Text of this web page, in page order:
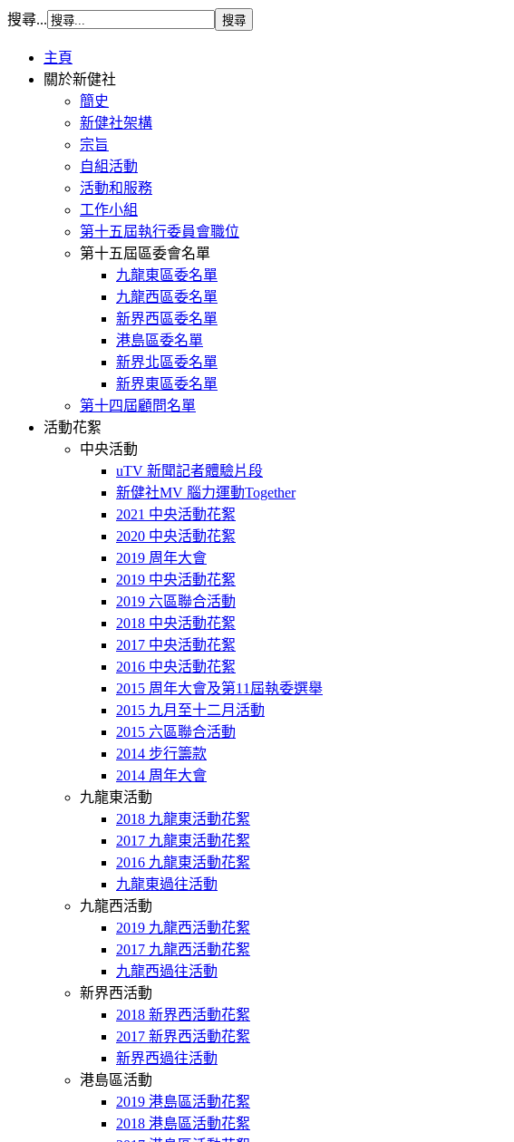
搜尋...
主頁
關於新健社
簡史
新健社架構
宗旨
自組活動
活動和服務
工作小組
第十五屆執行委員會職位
第十五屆區委會名單
九龍東區委名單
九龍西區委名單
新界西區委名單
港島區委名單
新界北區委名單
新界東區委名單
第十四屆顧問名單
活動花絮
中央活動
uTV 新聞記者體驗片段
新健社MV 腦力運動Together
2021 中央活動花絮
2020 中央活動花絮
2019 周年大會
2019 中央活動花絮
2019 六區聯合活動
2018 中央活動花絮
2017 中央活動花絮
2016 中央活動花絮
2015 周年大會及第11屆執委選舉
2015 九月至十二月活動
2015 六區聯合活動
2014 步行籌款
2014 周年大會
九龍東活動
2018 九龍東活動花絮
2017 九龍東活動花絮
2016 九龍東活動花絮
九龍東過往活動
九龍西活動
2019 九龍西活動花絮
2017 九龍西活動花絮
九龍西過往活動
新界西活動
2018 新界西活動花絮
2017 新界西活動花絮
新界西過往活動
港島區活動
2019 港島區活動花絮
2018 港島區活動花絮